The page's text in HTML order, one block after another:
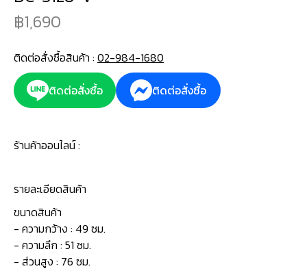
1,690
ติดต่อสั่งซื้อสินค้า : 02-984-1680
ติดต่อสั่งซื้อ
ติดต่อสั่งซื้อ
ร้านค้าออนไลน์ :
รายละเอียดสินค้า
ขนาดสินค้า
- ความกว้าง : 49 ซม.
- ความลึก : 51 ซม.
- ส่วนสูง : 76 ซม.